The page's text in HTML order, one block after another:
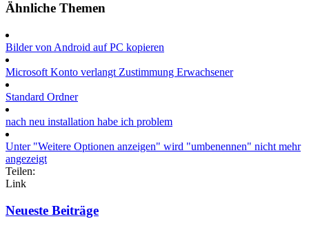
Ähnliche Themen
Bilder von Android auf PC kopieren
Microsoft Konto verlangt Zustimmung Erwachsener
Standard Ordner
nach neu installation habe ich problem
Unter "Weitere Optionen anzeigen" wird "umbenennen" nicht mehr
angezeigt
Teilen:
Link
Neueste Beiträge